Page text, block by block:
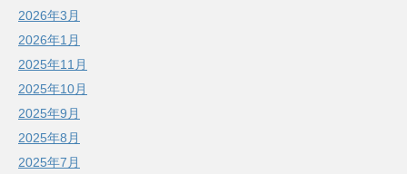
2026年3月
2026年1月
2025年11月
2025年10月
2025年9月
2025年8月
2025年7月